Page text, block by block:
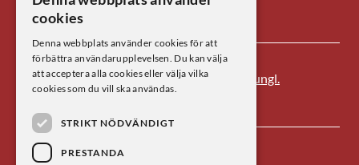
E-post: centrum@kva.se
Centrum för vetenskapshistoria är ett av
Kungl.
Vetenskapsakademiens forskningsinstitut.
SWEDISH
cookies
Denna webbplats använder cookies för att
förbättra användarupplevelsen. Du kan välja
att acceptera alla cookies eller välja vilka
cookies som du vill ska användas.
STRIKT NÖDVÄNDIGT
PRESTANDA